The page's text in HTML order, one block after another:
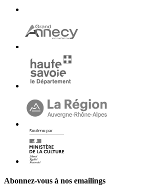
Abonnez-vous à nos emailings